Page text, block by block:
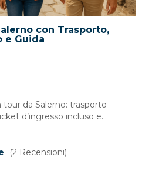
con Trasporto,
e Guida
da Salerno: trasporto
d’ingresso incluso e...
(2 Recensioni)